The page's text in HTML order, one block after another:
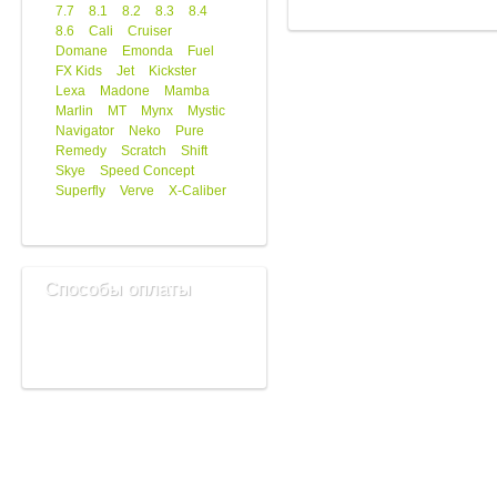
7.7
8.1 8.2 8.3
8.4
8.6
Cali
Cruiser
Domane
Emonda
Fuel
FX Kids
Jet
Kickster
Lexa
Madone
Mamba
Marlin
MT Mynx
Mystic
Navigator
Neko
Pure
Remedy
Scratch
Shift
Skye
Speed Concept
Superfly
Verve X-Caliber
Способы оплаты